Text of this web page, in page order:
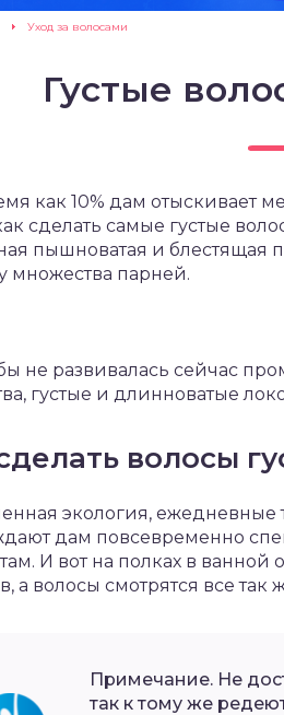
Уход за волосами
Густые
как 10% дам отыскивает
сделать самые густые
пышноватая и блестящая
множества парней.
не развивалась сейчас
густые и длинноватые
волосы
экология, ежедневные
дам повсевременно
И вот на полках в
а волосы смотрятся все
Примечание. Не
так к тому же